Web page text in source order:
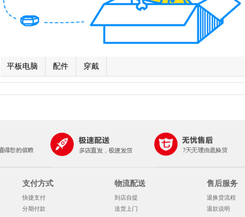
平板电脑 配件 穿戴
支付方式
快捷支付
分期付款
物流配送
到店自提
送货上门
售后服务
退换货流程
退款说明